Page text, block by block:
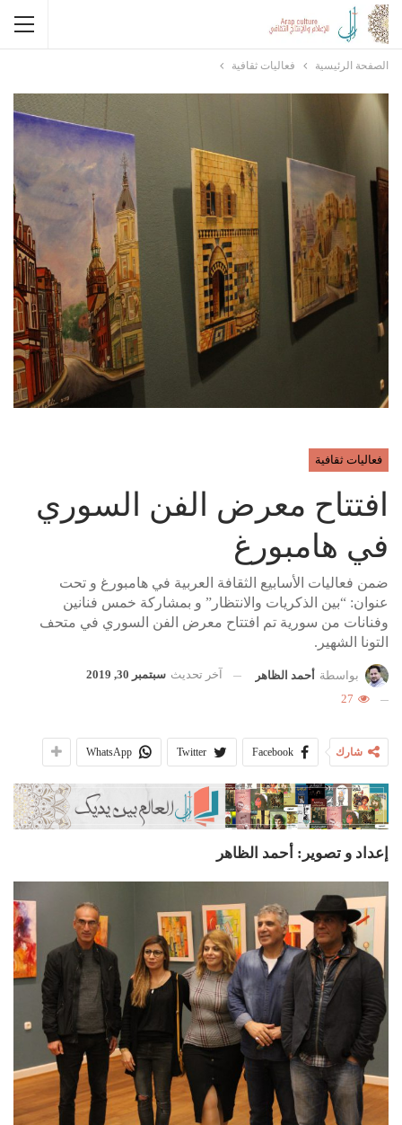
الصفحة الرئيسية فعاليات ثقافية
فعاليات ثقافية
افتتاح معرض الفن السوري
في هامبورغ
ضمن فعاليات الأسابيع الثقافة العربية في هامبورغ و تحت
عنوان: “بين الذكريات والانتظار” و بمشاركة خمس فنانين
وفنانات من سورية تم افتتاح معرض الفن السوري في متحف
التونا الشهير.
بواسطة أحمد الظاهر آخر تحديث سبتمبر 30, 2019
شارك Facebook
Twitter
WhatsApp
إعداد و تصوير: أحمد الظاهر